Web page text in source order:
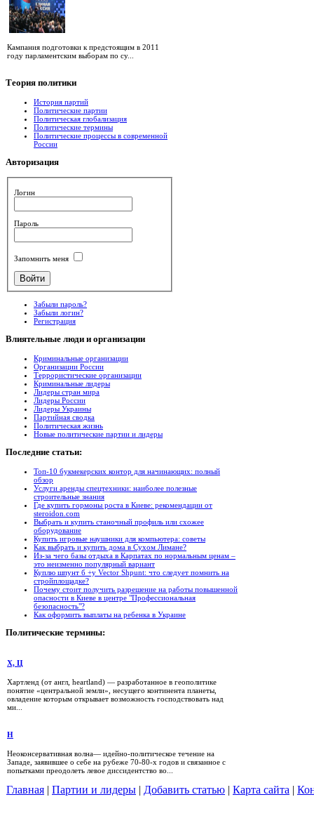
Кампания подготовки к предстоящим в 2011
году парламентским выборам по су...
Теория политики
История партий
Политические партии
Политическая глобализация
Политические термины
Политические процессы в современной
России
Авторизация
Логин
Пароль
Запомнить меня
Забыли пароль?
Забыли логин?
Регистрация
Влиятельные люди и организации
Криминальные организации
Организации России
Террористические организации
Криминальные лидеры
Лидеры стран мира
Лидеры России
Лидеры Украины
Партийная сводка
Политическая жизнь
Новые политические партии и лидеры
Последние статьи:
Топ-10 букмекерских контор для начинающих: полный
обзор
Услуги аренды спецтехники: наиболее полезные
строительные знания
Где купить гормоны роста в Киеве: рекомендации от
steroidon.com
Выбрать и купить станочный профиль или схожее
оборудование
Купить игровые наушники для компьютера: советы
Как выбрать и купить дома в Сухом Лимане?
Из-за чего базы отдыха в Карпатах по нормальным ценам –
это неизменно популярный вариант
Куплю шпунт б +у Vector Shpunt: что следует помнить на
стройплощадке?
Почему стоит получить разрешение на работы повышенной
опасности в Киеве в центре "Профессиональная
безопасность"?
Как оформить выплаты на ребенка в Украине
Политические термины:
Х, Ц
Хартленд (от англ, heartland) — разработанное в геополитике
понятие «центральной земли», несущего континента планеты,
овладение которым открывает возможность господствовать над
ми...
Н
Неоконсервативная волна— идейно-политическое течение на
Западе, заявившее о себе на рубеже 70-80-х годов и связанное с
попытками преодолеть левое диссидентство во...
Главная | Партии и лидеры | Добавить статью | Карта сайта |